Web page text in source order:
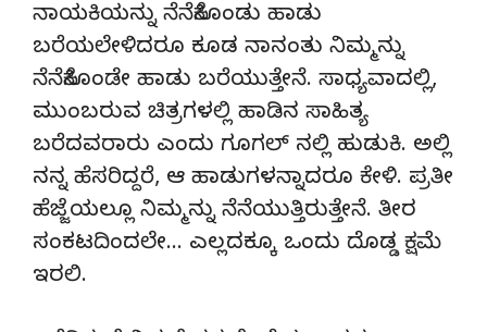
ನಾಯಕಿಯನ್ನು ನೆನೆಸಿಕೊಂಡು ಹಾಡು
ಬರೆಯಲೇಳಿದರೂ ಕೂಡ ನಾನಂತು ನಿಮ್ಮನ್ನು
ನೆನೆಸಿಕೊಂಡೇ ಹಾಡು ಬರೆಯುತ್ತೇನೆ. ಸಾಧ್ಯವಾದಲ್ಲಿ,
ಮುಂಬರುವ ಚಿತ್ರಗಳಲ್ಲಿ ಹಾಡಿನ ಸಾಹಿತ್ಯ
ಬರೆದವರಾರು ಎಂದು ಗೂಗಲ್ ನಲ್ಲಿ ಹುಡುಕಿ. ಅಲ್ಲಿ
ನನ್ನ ಹೆಸರಿದ್ದರೆ, ಆ ಹಾಡುಗಳನ್ನಾದರೂ ಕೇಳಿ. ಪ್ರತೀ
ಹೆಜ್ಜೆಯಲ್ಲೂ ನಿಮ್ಮನ್ನು ನೆನೆಯುತ್ತಿರುತ್ತೇನೆ. ತೀರ
ಸಂಕಟದಿಂದಲೇ… ಎಲ್ಲದಕ್ಕೂ ಒಂದು ದೊಡ್ಡ ಕ್ಷಮೆ
ಇರಲಿ.